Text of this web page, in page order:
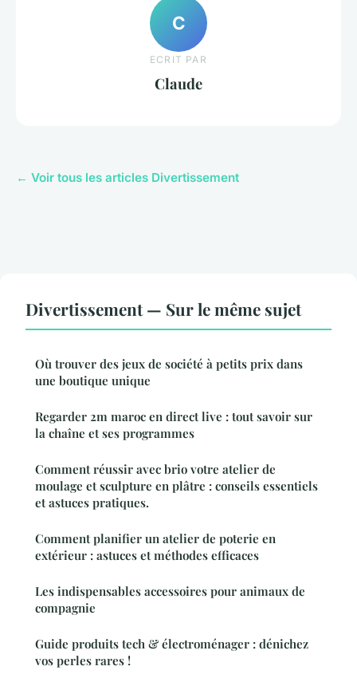
C
ECRIT PAR
Claude
← Voir tous les articles Divertissement
Divertissement — Sur le même sujet
Où trouver des jeux de société à petits prix dans
une boutique unique
Regarder 2m maroc en direct live : tout savoir sur
la chaîne et ses programmes
Comment réussir avec brio votre atelier de
moulage et sculpture en plâtre : conseils essentiels
et astuces pratiques.
Comment planifier un atelier de poterie en
extérieur : astuces et méthodes efficaces
Les indispensables accessoires pour animaux de
compagnie
Guide produits tech & électroménager : dénichez
vos perles rares !